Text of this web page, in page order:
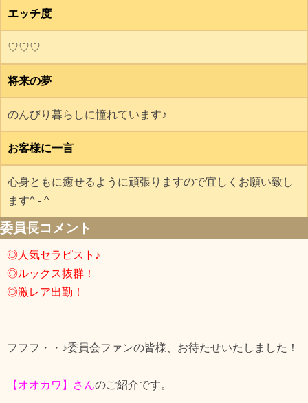
エッチ度
♡♡♡
将来の夢
のんびり暮らしに憧れています♪
お客様に一言
心身ともに癒せるように頑張りますので宜しくお願い致し
ます^ - ^
委員長コメント
◎人気セラピスト♪
◎ルックス抜群！
◎激レア出勤！
フフフ・・♪委員会ファンの皆様、お待たせいたしました！
【オオカワ】さんのご紹介です。